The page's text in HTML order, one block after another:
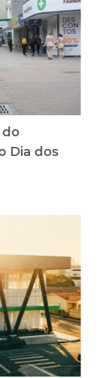
do
Dia dos